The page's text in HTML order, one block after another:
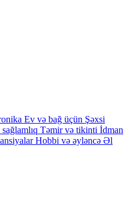
Ev və bağ üçün Şəxsi
Təmir və tikinti İdman
Hobbi və əyləncə Əl